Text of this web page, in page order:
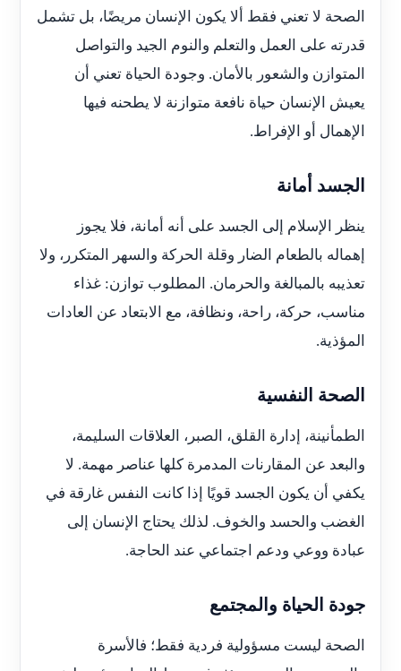
الصحة لا تعني فقط ألا يكون الإنسان مريضًا، بل تشمل
قدرته على العمل والتعلم والنوم الجيد والتواصل
المتوازن والشعور بالأمان. وجودة الحياة تعني أن
يعيش الإنسان حياة نافعة متوازنة لا يطحنه فيها
الإهمال أو الإفراط.
الجسد أمانة
ينظر الإسلام إلى الجسد على أنه أمانة، فلا يجوز
إهماله بالطعام الضار وقلة الحركة والسهر المتكرر، ولا
تعذيبه بالمبالغة والحرمان. المطلوب توازن: غذاء
مناسب، حركة، راحة، ونظافة، مع الابتعاد عن العادات
المؤذية.
الصحة النفسية
الطمأنينة، إدارة القلق، الصبر، العلاقات السليمة،
والبعد عن المقارنات المدمرة كلها عناصر مهمة. لا
يكفي أن يكون الجسد قويًا إذا كانت النفس غارقة في
الغضب والحسد والخوف. لذلك يحتاج الإنسان إلى
عبادة ووعي ودعم اجتماعي عند الحاجة.
جودة الحياة والمجتمع
الصحة ليست مسؤولية فردية فقط؛ فالأسرة